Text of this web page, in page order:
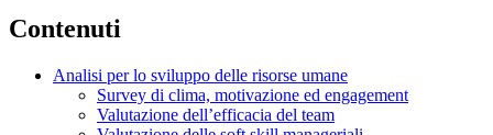
Contenuti
Analisi per lo sviluppo delle risorse umane
Survey di clima, motivazione ed engagement
Valutazione dell’efficacia del team